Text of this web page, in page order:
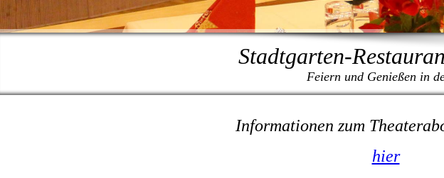
Stadtgarten-
Feiern und Genießen in
Informationen zum
hier